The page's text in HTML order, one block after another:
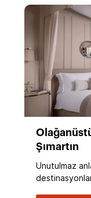
Şımartın
Unutulmaz